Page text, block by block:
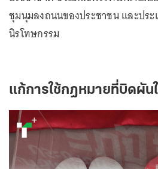
ชุมนุมลงถนนของประชาชน และประ
นิรโทษกรรม
แก้การใช้กฎหมายที่บิดผัน